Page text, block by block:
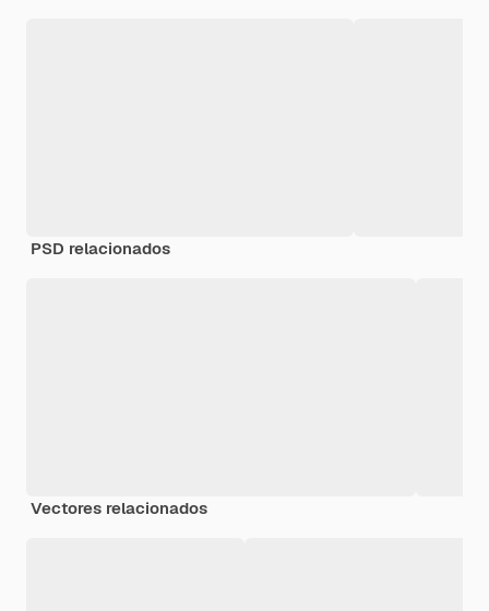
PSD relacionados
Vectores relacionados